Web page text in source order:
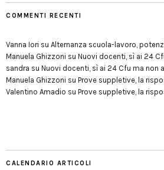
COMMENTI RECENTI
Vanna Iori su Alternanza scuola-lavoro,
Manuela Ghizzoni su Nuovi docenti, sì ai 24
sandra su Nuovi docenti, sì ai 24 Cfu ma non
Manuela Ghizzoni su Prove suppletive, la
Valentino Amadio su Prove suppletive, la
CALENDARIO ARTICOLI